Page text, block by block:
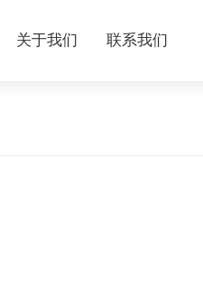
关于我们 联系我们